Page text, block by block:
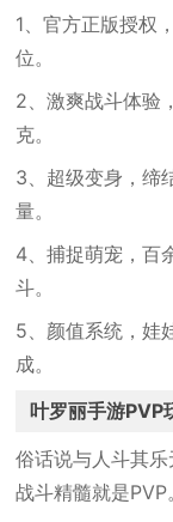
1、官方正版授权
位。
2、激爽战斗体验
克。
3、超级变身，缔
量。
4、捕捉萌宠，百
斗。
5、颜值系统，娃
成。
叶罗丽手游PVP
俗话说与人斗其
战斗精髓就是PVP